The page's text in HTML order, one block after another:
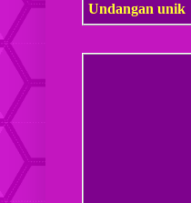
Undangan unik